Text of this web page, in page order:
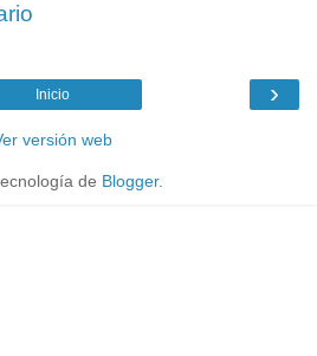
›
Inicio
versión web
de Blogger.